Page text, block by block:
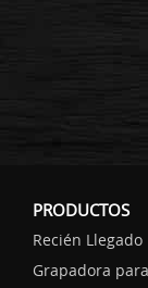
PRODUCTOS
Recién Llegado
Grapadora